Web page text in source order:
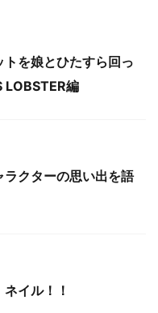
を娘とひたすら回っ
編
クターの思い出を語
イル！！